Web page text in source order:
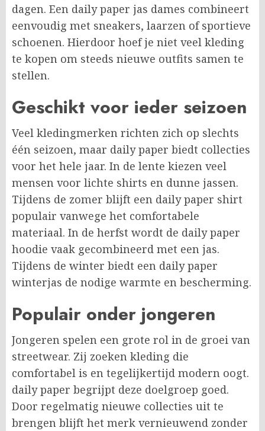
dagen. Een daily paper jas dames combineert
eenvoudig met sneakers, laarzen of sportieve
schoenen. Hierdoor hoef je niet veel kleding
te kopen om steeds nieuwe outfits samen te
stellen.
Geschikt voor ieder seizoen
Veel kledingmerken richten zich op slechts
één seizoen, maar daily paper biedt collecties
voor het hele jaar. In de lente kiezen veel
mensen voor lichte shirts en dunne jassen.
Tijdens de zomer blijft een daily paper shirt
populair vanwege het comfortabele
materiaal. In de herfst wordt de daily paper
hoodie vaak gecombineerd met een jas.
Tijdens de winter biedt een daily paper
winterjas de nodige warmte en bescherming.
Populair onder jongeren
Jongeren spelen een grote rol in de groei van
streetwear. Zij zoeken kleding die
comfortabel is en tegelijkertijd modern oogt.
daily paper begrijpt deze doelgroep goed.
Door regelmatig nieuwe collecties uit te
brengen blijft het merk vernieuwend zonder